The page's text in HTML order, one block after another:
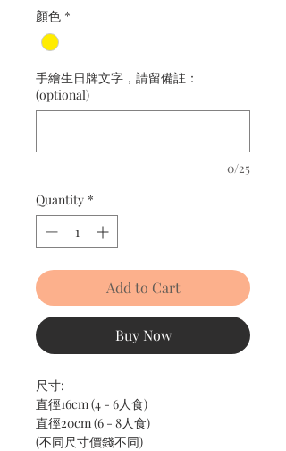
顏色 *
手繪生日牌文字，請留備註：
(optional)
0/25
Quantity *
Add to Cart
Buy Now
尺寸:
直徑16cm (4 - 6人食)
直徑20cm (6 - 8人食)
(不同尺寸價錢不同)